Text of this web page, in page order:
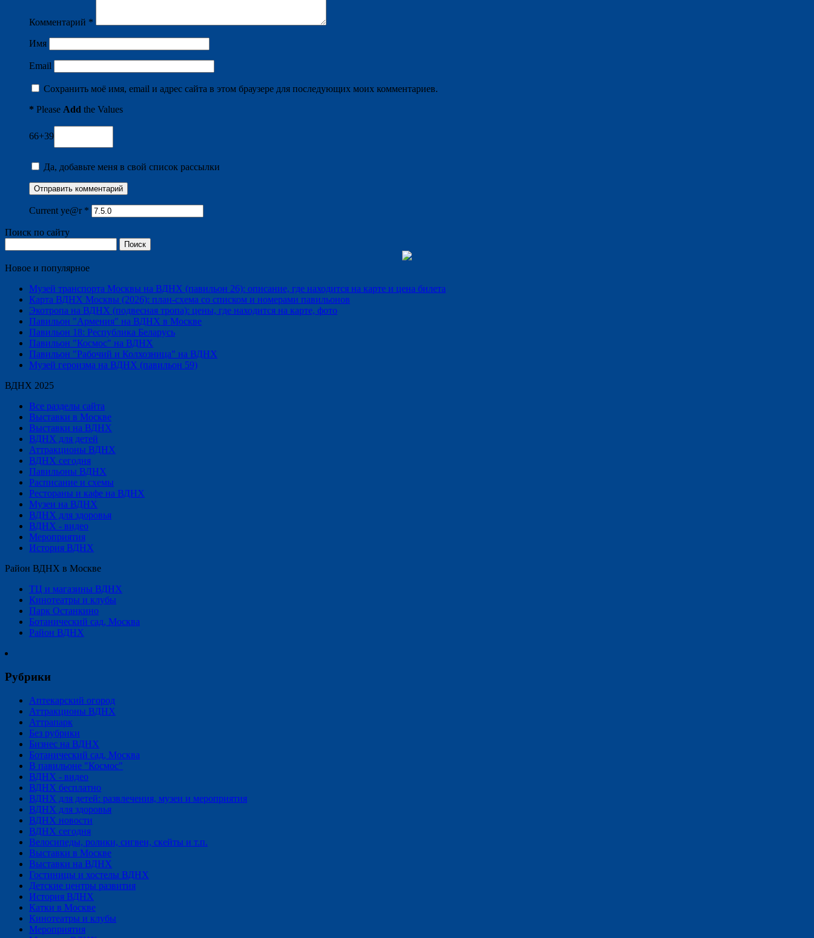
Комментарий *
Имя
Email
Сохранить моё имя, email и адрес сайта в этом браузере для последующих моих комментариев.
* Please Add the Values
66+39
Да, добавьте меня в свой список рассылки
Current ye@r *
Поиск по сайту
Новое и популярное
Музей транспорта Москвы на ВДНХ (павильон 26): описание, где находится на карте и цена билета
Карта ВДНХ Москвы (2026): план-схема со списком и номерами павильонов
Экотропа на ВДНХ (подвесная тропа): цены, где находится на карте, фото
Павильон "Армения" на ВДНХ в Москве
Павильон 18: Республика Беларусь
Павильон "Космос" на ВДНХ
Павильон "Рабочий и Колхозница" на ВДНХ
Музей героизма на ВДНХ (павильон 59)
ВДНХ 2025
Все разделы сайта
Выставки в Москве
Выставки на ВДНХ
ВДНХ для детей
Аттракционы ВДНХ
ВДНХ сегодня
Павильоны ВДНХ
Расписание и схемы
Рестораны и кафе на ВДНХ
Музеи на ВДНХ
ВДНХ для здоровья
ВДНХ - видео
Мероприятия
История ВДНХ
Район ВДНХ в Москве
ТЦ и магазины ВДНХ
Кинотеатры и клубы
Парк Останкино
Ботанический сад, Москва
Район ВДНХ
Рубрики
Аптекарский огород
Аттракционы ВДНХ
Аттрапарк
Без рубрики
Бизнес на ВДНХ
Ботанический сад, Москва
В павильоне "Космос"
ВДНХ - видео
ВДНХ бесплатно
ВДНХ для детей: развлечения, музеи и мероприятия
ВДНХ для здоровья
ВДНХ новости
ВДНХ сегодня
Велосипеды, ролики, сигвеи, скейты и т.п.
Выставки в Москве
Выставки на ВДНХ
Гостиницы и хостелы ВДНХ
Детские центры развития
История ВДНХ
Катки в Москве
Кинотеатры и клубы
Мероприятия